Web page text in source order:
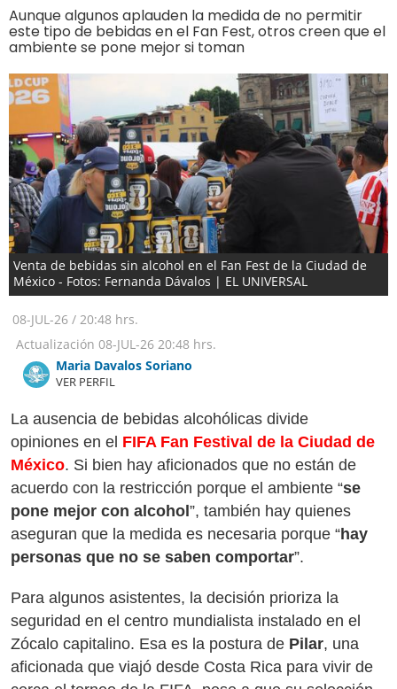
Aunque algunos aplauden la medida de no permitir
este tipo de bebidas en el Fan Fest, otros creen que el
ambiente se pone mejor si toman
Venta de bebidas sin alcohol en el Fan Fest de la Ciudad de
México - Fotos: Fernanda Dávalos | EL UNIVERSAL
08-JUL-26 / 20:48 hrs.
Actualización 08-JUL-26 20:48 hrs.
Maria Davalos Soriano
VER PERFIL
La ausencia de bebidas alcohólicas divide
opiniones en el FIFA Fan Festival de la Ciudad de
México. Si bien hay aficionados que no están de
acuerdo con la restricción porque el ambiente “se
pone mejor con alcohol ”, también hay quienes
aseguran que la medida es necesaria porque “hay
personas que no se saben comportar”.
Para algunos asistentes, la decisión prioriza la
seguridad en el centro mundialista instalado en el
Zócalo capitalino. Esa es la postura de Pilar, una
aficionada que viajó desde Costa Rica para vivir de